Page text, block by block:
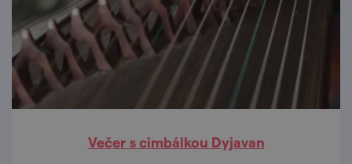
Večer s cimbálkou Dyjavan